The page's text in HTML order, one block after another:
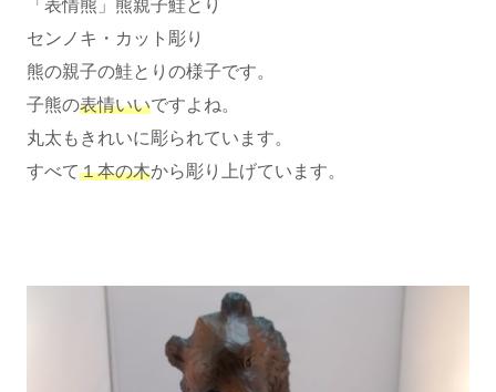
「表情熊」熊親子鮭とり
センノキ・カット彫り
熊の親子の鮭とりの様子です。
子熊の表情いいですよね。
丸太もきれいに彫られています。
すべて１本の木から彫り上げています。